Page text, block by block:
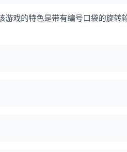
游戏的特色是带有编号口袋的旋转